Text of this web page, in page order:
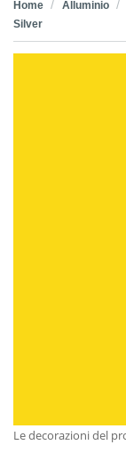
Home Alluminio
Silver